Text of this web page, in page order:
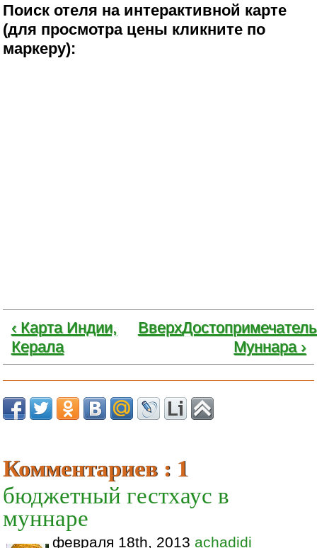
Поиск отеля на интерактивной карте
(для просмотра цены кликните по
маркеру):
‹ Карта Индии,
Керала
Вверх
Муннара ›
Комментариев : 1
бюджетный гестхаус в
муннаре
февраля 18th, 2013 achadidi